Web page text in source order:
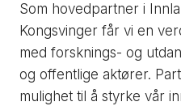
Som hovedpartner i
Kongsvinger får vi en
med forsknings- og
og offentlige aktører.
mulighet til å styrke vår